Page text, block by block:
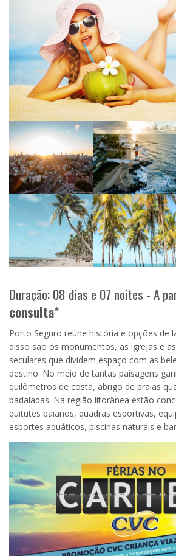
Duração: 08 dias e 07 noites - A
consulta*
Porto Seguro reúne história e opções de
disso são os monumentos, as igrejas e
seculares que dividem espaço com as
destino. No meio de tantas paisagens
quilômetros de costa, abrigo de praias
badaladas. Na região litorânea estão
quitutes baianos, quadras esportivas,
esportes aquáticos, piscinas naturais e